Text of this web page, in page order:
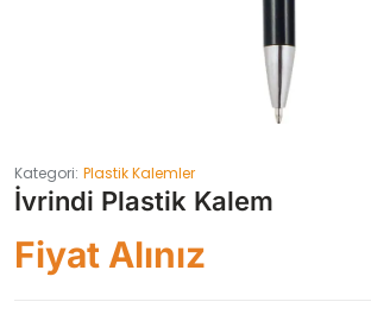
Kategori: Plastik Kalemler
İvrindi Plastik Kalem
Fiyat Alınız